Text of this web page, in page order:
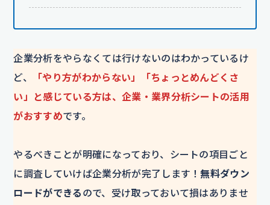
企業分析をやらなくては行けないのはわかっているけ
ど、
「やり方がわからない」「ちょっとめんどくさ
い」と感じている方は、企業・業界分析シートの活用
がおすすめです。
やるべきことが明確になっており、シートの項目ごと
に調査していけば企業分析が完了します！無料ダウン
ロードができる ので、受け取っておいて損はありませ